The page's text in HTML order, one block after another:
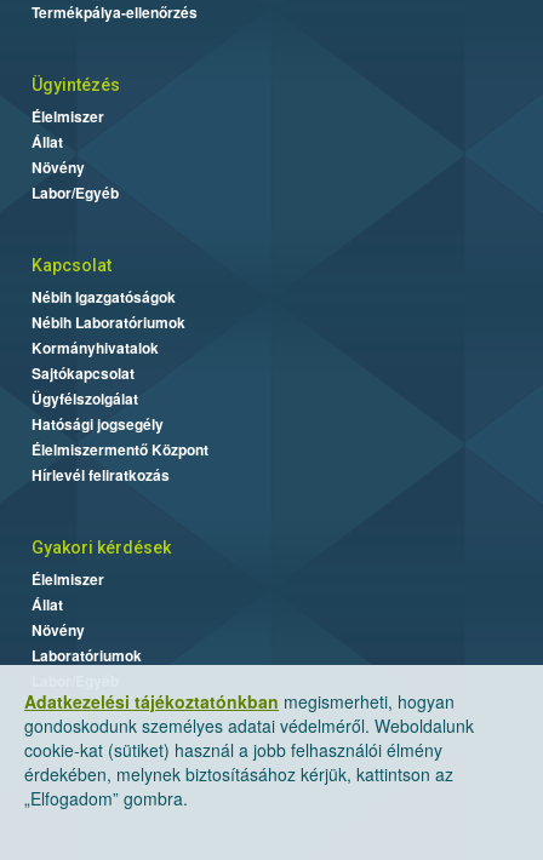
Adatkezelési tájékoztatónkban megismerheti, hogyan
gondoskodunk személyes adatai védelméről. Weboldalunk
cookie-kat (sütiket) használ a jobb felhasználói élmény
érdekében, melynek biztosításához kérjük, kattintson az
„Elfogadom” gombra.
Termékpálya-ellenőrzés
Ügyintézés
Élelmiszer
Állat
Növény
Labor/Egyéb
Kapcsolat
Nébih Igazgatóságok
Nébih Laboratóriumok
Kormányhivatalok
Sajtókapcsolat
Ügyfélszolgálat
Hatósági jogsegély
Élelmiszermentő Központ
Hírlevél feliratkozás
Gyakori kérdések
Élelmiszer
Állat
Növény
Laboratóriumok